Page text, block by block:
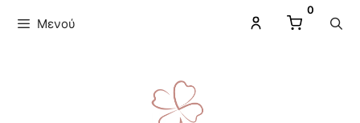
0
Μενού